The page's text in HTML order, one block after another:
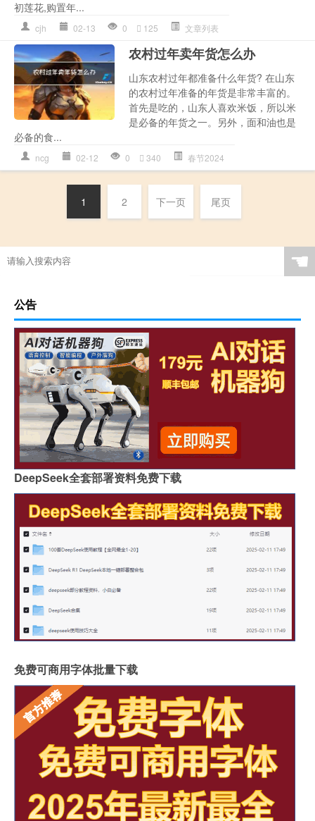
初莲花,购置年...
cjh 02-13 0 125 文章列表
农村过年卖年货怎么办
山东农村过年都准备什么年货? 在山东
的农村过年准备的年货是非常丰富的。
首先是吃的，山东人喜欢米饭，所以米
是必备的年货之一。另外，面和油也是
必备的食...
ncg 02-12 0 340 春节2024
1 2 下一页 尾页
☚
公告
DeepSeek全套部署资料免费下载
免费可商用字体批量下载